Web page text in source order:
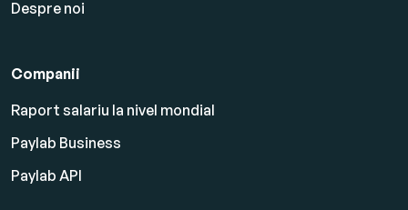
Despre noi
Companii
Raport salariu la nivel mondial
Paylab Business
Paylab API